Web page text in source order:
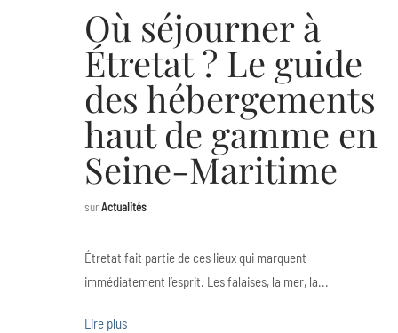
Où séjourner à
Étretat ? Le guide
des hébergements
haut de gamme en
Seine-Maritime
surActualités
Étretat fait partie de ces lieux qui marquent
immédiatement l’esprit. Les falaises, la mer, la...
Lire plus